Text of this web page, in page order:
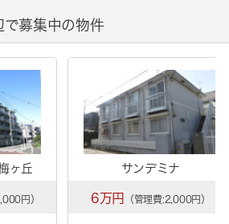
で募集中の物件
ヶ丘
円）
サンデミナ
6万円 （管理費:2,000円）